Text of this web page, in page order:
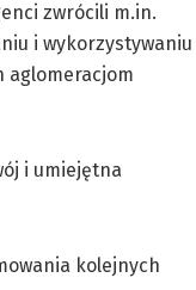
zwrócili m.in.
i wykorzystywaniu
aglomeracjom
i umiejętna
kolejnych